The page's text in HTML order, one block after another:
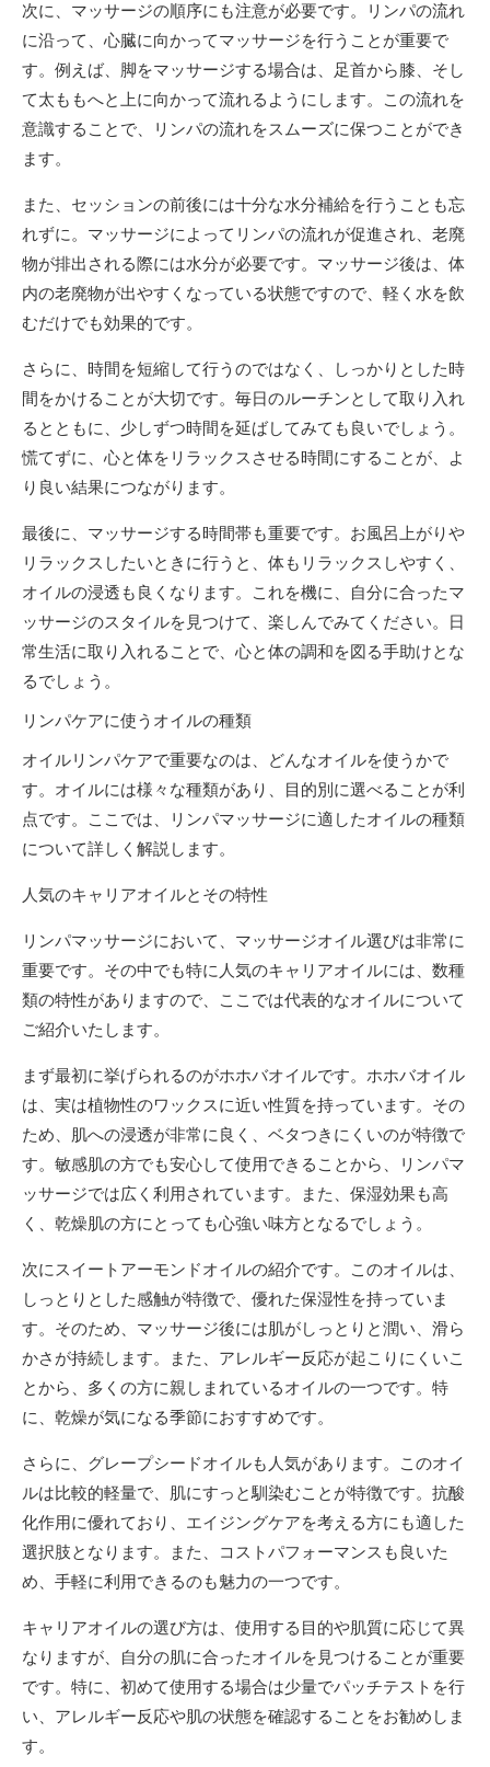
次に、マッサージの順序にも注意が必要です。リンパの流れ
に沿って、心臓に向かってマッサージを行うことが重要で
す。例えば、脚をマッサージする場合は、足首から膝、そし
て太ももへと上に向かって流れるようにします。この流れを
意識することで、リンパの流れをスムーズに保つことができ
ます。
また、セッションの前後には十分な水分補給を行うことも忘
れずに。マッサージによってリンパの流れが促進され、老廃
物が排出される際には水分が必要です。マッサージ後は、体
内の老廃物が出やすくなっている状態ですので、軽く水を飲
むだけでも効果的です。
さらに、時間を短縮して行うのではなく、しっかりとした時
間をかけることが大切です。毎日のルーチンとして取り入れ
るとともに、少しずつ時間を延ばしてみても良いでしょう。
慌てずに、心と体をリラックスさせる時間にすることが、よ
り良い結果につながります。
最後に、マッサージする時間帯も重要です。お風呂上がりや
リラックスしたいときに行うと、体もリラックスしやすく、
オイルの浸透も良くなります。これを機に、自分に合ったマ
ッサージのスタイルを見つけて、楽しんでみてください。日
常生活に取り入れることで、心と体の調和を図る手助けとな
るでしょう。
リンパケアに使うオイルの種類
オイルリンパケアで重要なのは、どんなオイルを使うかで
す。オイルには様々な種類があり、目的別に選べることが利
点です。ここでは、リンパマッサージに適したオイルの種類
について詳しく解説します。
人気のキャリアオイルとその特性
リンパマッサージにおいて、マッサージオイル選びは非常に
重要です。その中でも特に人気のキャリアオイルには、数種
類の特性がありますので、ここでは代表的なオイルについて
ご紹介いたします。
まず最初に挙げられるのがホホバオイルです。ホホバオイル
は、実は植物性のワックスに近い性質を持っています。その
ため、肌への浸透が非常に良く、ベタつきにくいのが特徴で
す。敏感肌の方でも安心して使用できることから、リンパマ
ッサージでは広く利用されています。また、保湿効果も高
く、乾燥肌の方にとっても心強い味方となるでしょう。
次にスイートアーモンドオイルの紹介です。このオイルは、
しっとりとした感触が特徴で、優れた保湿性を持っていま
す。そのため、マッサージ後には肌がしっとりと潤い、滑ら
かさが持続します。また、アレルギー反応が起こりにくいこ
とから、多くの方に親しまれているオイルの一つです。特
に、乾燥が気になる季節におすすめです。
さらに、グレープシードオイルも人気があります。このオイ
ルは比較的軽量で、肌にすっと馴染むことが特徴です。抗酸
化作用に優れており、エイジングケアを考える方にも適した
選択肢となります。また、コストパフォーマンスも良いた
め、手軽に利用できるのも魅力の一つです。
キャリアオイルの選び方は、使用する目的や肌質に応じて異
なりますが、自分の肌に合ったオイルを見つけることが重要
です。特に、初めて使用する場合は少量でパッチテストを行
い、アレルギー反応や肌の状態を確認することをお勧めしま
す。